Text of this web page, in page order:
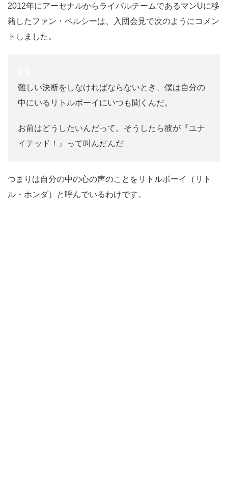
2012年にアーセナルからライバルチームであるマンUに移
籍したファン・ペルシーは、入団会見で次のようにコメン
トしました。
難しい決断をしなければならないとき、僕は自分の
中にいるリトルボーイにいつも聞くんだ。
お前はどうしたいんだって。そうしたら彼が『ユナ
イテッド！』って叫んだんだ
つまりは自分の中の心の声のことをリトルボーイ（リト
ル・ホンダ）と呼んでいるわけです。